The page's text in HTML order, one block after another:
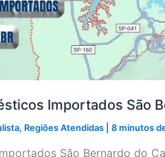
Importados São
, Regiões Atendidas 8 minutos
São Bernardo do